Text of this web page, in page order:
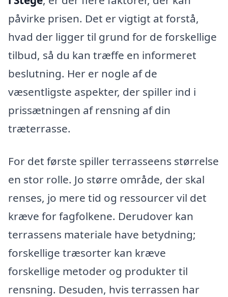
påvirke prisen. Det er vigtigt at forstå,
hvad der ligger til grund for de forskellige
tilbud, så du kan træffe en informeret
beslutning. Her er nogle af de
væsentligste aspekter, der spiller ind i
prissætningen af rensning af din
træterrasse.
For det første spiller terrasseens størrelse
en stor rolle. Jo større område, der skal
renses, jo mere tid og ressourcer vil det
kræve for fagfolkene. Derudover kan
terrassens materiale have betydning;
forskellige træsorter kan kræve
forskellige metoder og produkter til
rensning. Desuden, hvis terrassen har